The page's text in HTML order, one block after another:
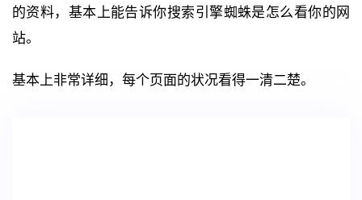
的资料，基本上能告诉你搜索引擎蜘蛛是怎么看你的网
站。
基本上非常详细，每个页面的状况看得一清二楚。